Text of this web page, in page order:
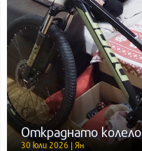
Откраднато колело
30 юли 2026 | Ян